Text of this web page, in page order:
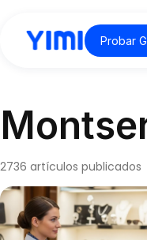
Probar
2736 artículos publicados